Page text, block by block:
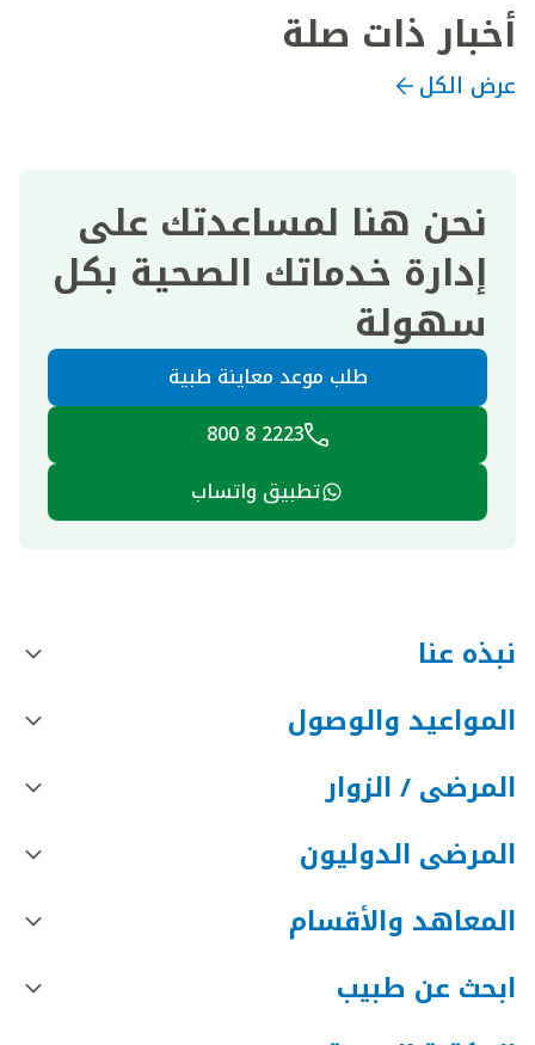
أخبار ذات صلة
عرض الكل
نحن هنا لمساعدتك على
إدارة خدماتك الصحية بكل
سهولة
طلب موعد معاينة طبية
2223 8 800
تطبيق واتساب
نبذه عنا
المواعيد والوصول
المرضى / الزوار
المرضى الدوليون
المعاهد والأقسام
ابحث عن طبيب